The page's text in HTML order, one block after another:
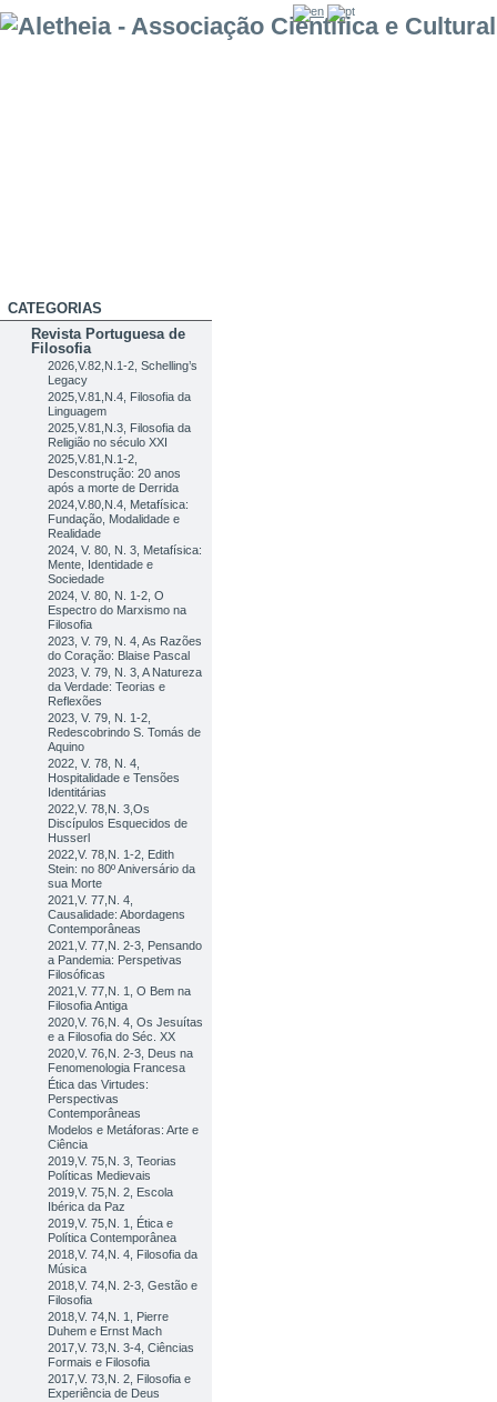
CATEGORIAS
Revista Portuguesa de
Filosofia
2026,V.82,N.1-2, Schelling’s
Legacy
2025,V.81,N.4, Filosofia da
Linguagem
2025,V.81,N.3, Filosofia da
Religião no século XXI
2025,V.81,N.1-2,
Desconstrução: 20 anos
após a morte de Derrida
2024,V.80,N.4, Metafísica:
Fundação, Modalidade e
Realidade
2024, V. 80, N. 3, Metafísica:
Mente, Identidade e
Sociedade
2024, V. 80, N. 1-2, O
Espectro do Marxismo na
Filosofia
2023, V. 79, N. 4, As Razões
do Coração: Blaise Pascal
2023, V. 79, N. 3, A Natureza
da Verdade: Teorias e
Reflexões
2023, V. 79, N. 1-2,
Redescobrindo S. Tomás de
Aquino
2022, V. 78, N. 4,
Hospitalidade e Tensões
Identitárias
2022,V. 78,N. 3,Os
Discípulos Esquecidos de
Husserl
2022,V. 78,N. 1-2, Edith
Stein: no 80º Aniversário da
sua Morte
2021,V. 77,N. 4,
Causalidade: Abordagens
Contemporâneas
2021,V. 77,N. 2-3, Pensando
a Pandemia: Perspetivas
Filosóficas
2021,V. 77,N. 1, O Bem na
Filosofia Antiga
2020,V. 76,N. 4, Os Jesuítas
e a Filosofia do Séc. XX
2020,V. 76,N. 2-3, Deus na
Fenomenologia Francesa
Ética das Virtudes:
Perspectivas
Contemporâneas
Modelos e Metáforas: Arte e
Ciência
2019,V. 75,N. 3, Teorias
Políticas Medievais
2019,V. 75,N. 2, Escola
Ibérica da Paz
2019,V. 75,N. 1, Ética e
Política Contemporânea
2018,V. 74,N. 4, Filosofia da
Música
2018,V. 74,N. 2-3, Gestão e
Filosofia
2018,V. 74,N. 1, Pierre
Duhem e Ernst Mach
2017,V. 73,N. 3-4, Ciências
Formais e Filosofia
2017,V. 73,N. 2, Filosofia e
Experiência de Deus